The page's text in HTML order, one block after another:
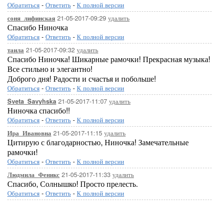
Обратиться - Ответить - К полной версии
соня_лифинская 21-05-2017-09:29 удалить
Спасибо Ниночка
Обратиться - Ответить - К полной версии
таила 21-05-2017-09:32 удалить
Спасибо Ниночка! Шикарные рамочки! Прекрасная музыка!
Все стильно и элегантно!
Доброго дня! Радости и счастья и побольше!
Обратиться - Ответить - К полной версии
Sveta_Savyhska 21-05-2017-11:07 удалить
Ниночка спасибо!!
Обратиться - Ответить - К полной версии
Ира_Ивановна 21-05-2017-11:15 удалить
Цитирую с благодарностью, Ниночка! Замечательные
рамочки!
Обратиться - Ответить - К полной версии
Людмила_Феникс 21-05-2017-11:33 удалить
Спасибо, Солнышко! Просто прелесть.
Обратиться - Ответить - К полной версии